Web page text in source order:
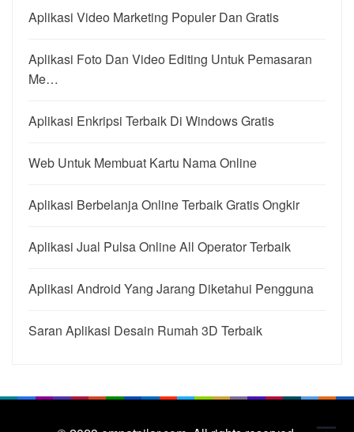
Aplikasi Video Marketing Populer Dan Gratis
Aplikasi Foto Dan Video Editing Untuk Pemasaran
Me…
Aplikasi Enkripsi Terbaik Di Windows Gratis
Web Untuk Membuat Kartu Nama Online
Aplikasi Berbelanja Online Terbaik Gratis Ongkir
Aplikasi Jual Pulsa Online All Operator Terbaik
Aplikasi Android Yang Jarang Diketahui Pengguna
Saran Aplikasi Desain Rumah 3D Terbaik